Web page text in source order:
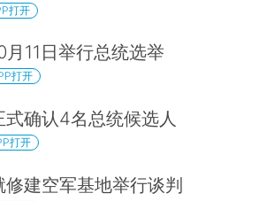
打开
11日举行总统选举
打开
确认4名总统候选人
打开
建空军基地举行谈判